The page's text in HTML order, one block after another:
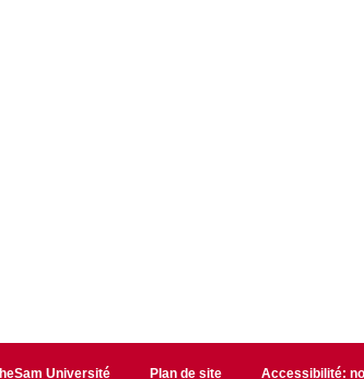
heSam Université Plan de site Accessibilité: